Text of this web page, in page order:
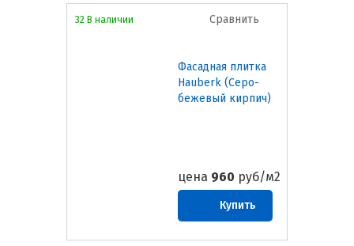
Сравнить
Фасадная плитка
Hauberk (Серо-
бежевый кирпич)
цена 960 руб/м2
Купить
32 В наличии